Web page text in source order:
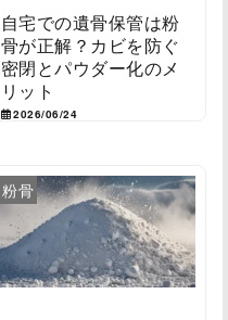
自宅での遺骨保管は粉
骨が正解？カビを防ぐ
密閉とパウダー化のメ
リット
2026/06/24
粉骨